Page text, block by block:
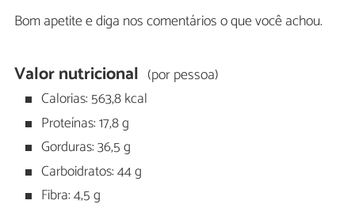
Bom apetite e diga nos comentários o que você achou.
Valor nutricional (por pessoa)
Calorias: 563,8 kcal
Proteínas: 17,8 g
Gorduras: 36,5 g
Carboidratos: 44 g
Fibra: 4,5 g